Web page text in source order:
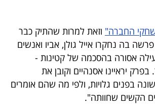
החברה" וזאת למרות שהתיק כבר
בה נחקרו אייל גולן, אביו ואנשים
אסורה בהסכמה של קטינות -
יראיינו אסנהיים וקובן את
בפנים גלויות, ולפי מה שהם אומרים
הקשים שחוותה".